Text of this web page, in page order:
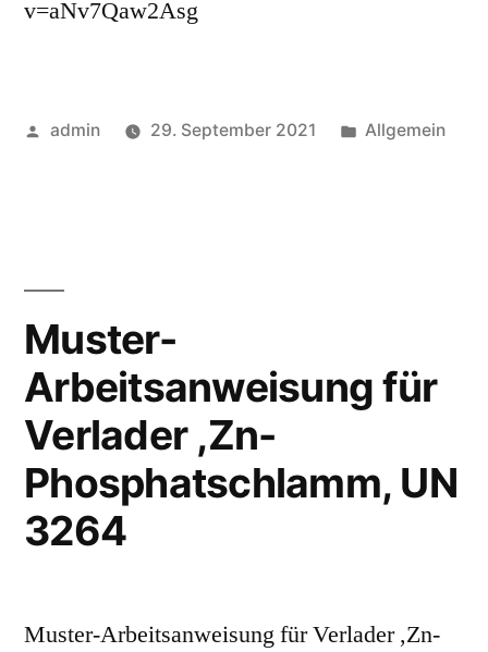
v=aNv7Qaw2Asg
admin 29. September 2021 Allgemein
Muster-
Arbeitsanweisung für
Verlader ,Zn-
Phosphatschlamm, UN
3264
Muster-Arbeitsanweisung für Verlader ,Zn-